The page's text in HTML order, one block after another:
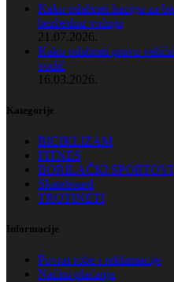
Kako odabrati kacigu za
bezbednu vožnju
21.07.2026.
Kako odabrati pravu
vodič
16.03.2026.
Kategorije
BICIKLIZAM
FITNES
BORILAČKI SPORTOVI
Skateboard
TROTINETI
Informacije
Povrat robe i reklamacije
Načini plaćanja